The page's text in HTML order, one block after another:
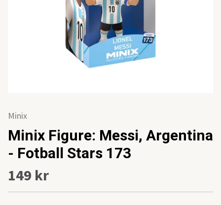
Minix
Minix Figure: Messi, Argentina
- Fotball Stars 173
149 kr